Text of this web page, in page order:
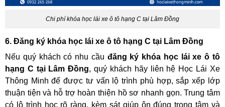
Chi phí khóa học lái xe ô tô hạng C tại Lâm Đồng
6. Đăng ký khóa học lái xe ô tô hạng C tại Lâm Đồng
Nếu quý khách có nhu cầu đăng ký khóa học lái xe ô tô
hạng C tại Lâm Đồng, quý khách hãy liên hệ Học Lái Xe
Thông Minh để được tư vấn lộ trình phù hợp, sắp xếp lớp
thuận tiện và hỗ trợ hoàn thiện hồ sơ nhanh gọn. Trung tâm
có lộ trình học rõ ràng, kèm sát giúp ôn đúng trọng tâm và